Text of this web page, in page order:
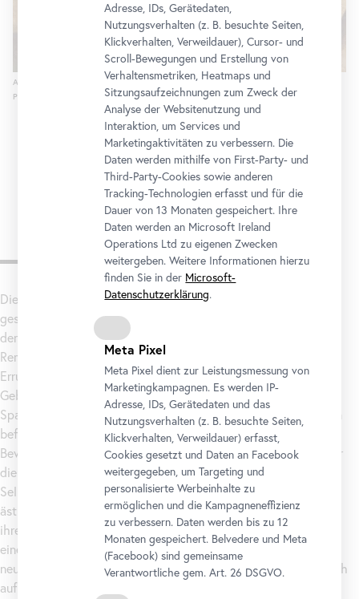
Albrecht Dürer, Die Brennerstraße im Eisacktal, um 1495
Patrimonio Nacional, Real Monasterio de San Lorenzo del Escorial
Zur Ausstellung
Die Wende zum 16. Jahrhundert war geprägt von
gesellschaftlichen und kulturellen Umbrüchen, die sich auch in
der Kunst jener Zeit widerspiegeln. Deutlich waren noch
Reminiszenzen der ausklingenden Gotik spürbar, als die
Errungenschaften der italienischen Renaissancekunst auf dem
Gebiet des heutigen Österreich Einzug hielten. In diesem
Spannungsfeld wurden Kunstwerke zunehmend von Funktionen
befreit, die ihnen im Mittelalter zugedacht waren: etwa die
Bewahrung eines Andenkens, die Belehrung der Gläubigen oder
die Förderung der Andachtsübung. Das künstlerische
Selbstbewusstsein der Meister begann sich zu festigen. Die
ästhetische Wirkung der Objekte trat in den Vordergrund, und
ihre Schöpfer etablierten sich mehr und mehr als Künstler in
einem modernen Sinne. Ihre Werke legen Zeugnis von einem
neuartigen Interesse an der Wirklichkeit ab. So entstanden auch
auf dem Gebiet des heutigen Österreich mathematische
Adresse, IDs, Gerätedaten,
Nutzungsverhalten (z. B. besuchte Seiten,
Klickverhalten, Verweildauer), Cursor- und
Scroll-Bewegungen und Erstellung von
Verhaltensmetriken, Heatmaps und
Sitzungsaufzeichnungen zum Zweck der
Analyse der Websitenutzung und
Interaktion, um Services und
Marketingaktivitäten zu verbessern. Die
Daten werden mithilfe von First-Party- und
Third-Party-Cookies sowie anderen
Tracking-Technologien erfasst und für die
Dauer von 13 Monaten gespeichert. Ihre
Daten werden an Microsoft Ireland
Operations Ltd zu eigenen Zwecken
weitergeben. Weitere Informationen hierzu
finden Sie in der Microsoft-
Datenschutzerklärung.
Meta Pixel
Meta Pixel dient zur Leistungsmessung von
Marketingkampagnen. Es werden IP-
Adresse, IDs, Gerätedaten und das
Nutzungsverhalten (z. B. besuchte Seiten,
Klickverhalten, Verweildauer) erfasst,
Cookies gesetzt und Daten an Facebook
weitergegeben, um Targeting und
personalisierte Werbeinhalte zu
ermöglichen und die Kampagneneffizienz
zu verbessern. Daten werden bis zu 12
Monaten gespeichert. Belvedere und Meta
(Facebook) sind gemeinsame
Verantwortliche gem.Art. 26 DSGVO.